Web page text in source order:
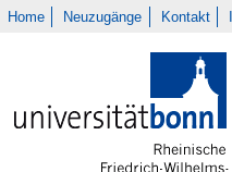
Home Neuzugänge Kontakt